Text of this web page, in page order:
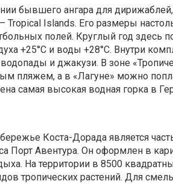
бывшего ангара для
Islands. Его размеры
полей. Круглый год здесь
+25°C и воды +28°C. Внутри
и джакузи. В зоне
пляжем, а в «Лагуне» можно
самая высокая водная горка в
Коста-Дорада является
Порт Авентура. Он оформлен в
На территории в 8500
тропических растений. Для